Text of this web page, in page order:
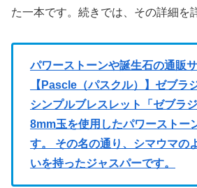
た一本です。続きでは、その詳細を
パワーストーンや誕生石の通販
【Pascle（パスクル）】ゼブラ
シンプルブレスレット「ゼブラ
8mm玉を使用したパワーストー
す。 その名の通り、シマウマの
いを持ったジャスパーです。